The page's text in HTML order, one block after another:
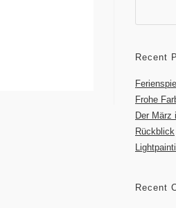
Recent
Frohe
Der
Rückblick
Recent